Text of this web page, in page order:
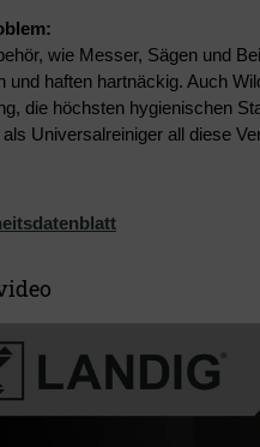
wie Messer, Sägen und
und haften hartnäckig. Auch
die höchsten hygienischen
als Universalreiniger all diese